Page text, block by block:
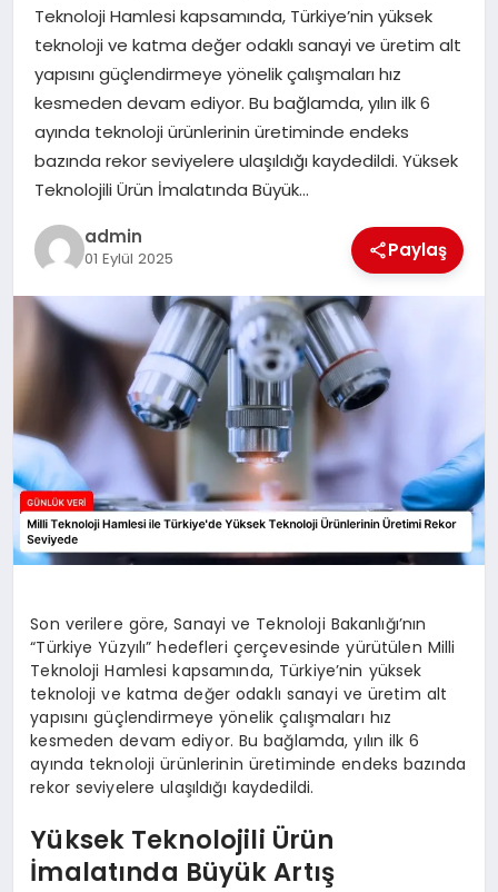
TEKNOLOJI
Teknoloji Hamlesi kapsamında, Türkiye’nin yüksek
teknoloji ve katma değer odaklı sanayi ve üretim alt
yapısını güçlendirmeye yönelik çalışmaları hız
kesmeden devam ediyor. Bu bağlamda, yılın ilk 6
ayında teknoloji ürünlerinin üretiminde endeks
bazında rekor seviyelere ulaşıldığı kaydedildi. Yüksek
Teknolojili Ürün İmalatında Büyük…
admin
01 Eylül 2025 Paylaş
Son verilere göre, Sanayi ve Teknoloji Bakanlığı’nın
“Türkiye Yüzyılı” hedefleri çerçevesinde yürütülen Milli
Teknoloji Hamlesi kapsamında, Türkiye’nin yüksek
teknoloji ve katma değer odaklı sanayi ve üretim alt
yapısını güçlendirmeye yönelik çalışmaları hız
kesmeden devam ediyor. Bu bağlamda, yılın ilk 6
ayında teknoloji ürünlerinin üretiminde endeks bazında
rekor seviyelere ulaşıldığı kaydedildi.
Yüksek Teknolojili Ürün
İmalatında Büyük Artış